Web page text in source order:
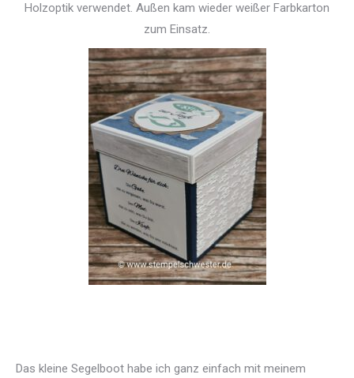
Holzoptik verwendet. Außen kam wieder weißer Farbkarton
zum Einsatz.
Das kleine Segelboot habe ich ganz einfach mit meinem